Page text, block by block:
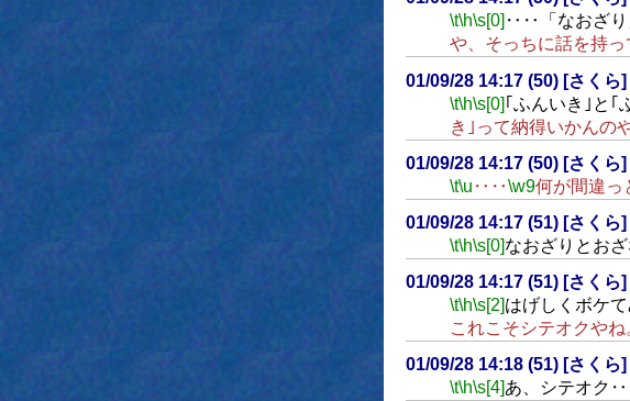
\t\h\s[0] ‥‥「なおざり
や、そっちに話を持っ
01/09/28 14:17 (50) [さくら]
\t\h\s[0] ｢ふんいき｣と｢
き｣って納得いかんの
01/09/28 14:17 (50) [さくら]
\t\u ‥‥\w9何が間違っ
01/09/28 14:17 (51) [さくら]
\t\h\s[0]なおざりとお
01/09/28 14:17 (51) [さくら]
\t\h\s[2]はげしくボケ
これこそシテオクやね
01/09/28 14:18 (51) [さくら]
\t\h\s[4]あ、シテオク